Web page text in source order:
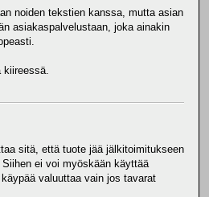
noiden tekstien kanssa, mutta asian
asiakaspalvelustaan, joka ainakin
sitä, että tuote jää jälkitoimitukseen
ei voi myöskään käyttää
valuuttaa vain jos tavarat